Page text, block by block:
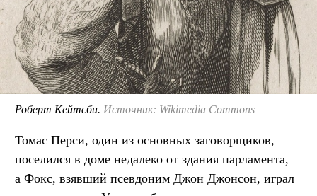
Роберт Кейтсби. Источник: Wikimedia Commons
Томас Перси, один из основных заговорщиков,
поселился в доме недалеко от здания парламента,
а Фокс, взявший псевдоним Джон Джонсон, играл